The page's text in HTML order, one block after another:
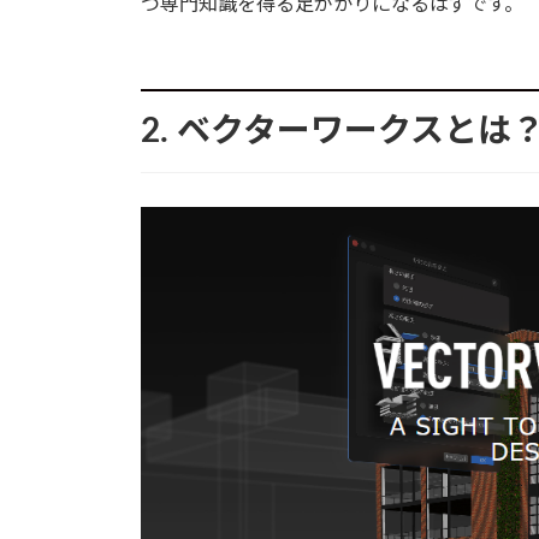
つ専門知識を得る足がかりになるはずです。
2. ベクターワークスとは